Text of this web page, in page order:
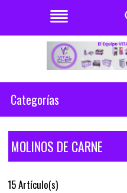
Categorías
MOLINOS DE CARNE
15 Artículo(s)